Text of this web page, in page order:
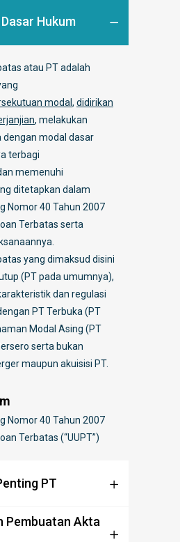
Hukum
atau PT adalah
modal, didirikan
, melakukan
dengan modal dasar
terbagi
memenuhi
ditetapkan dalam
Nomor 40 Tahun 2007
Terbatas serta
yang dimaksud disini
(PT pada umumnya),
dan regulasi
PT Terbuka (PT
Modal Asing (PT
serta bukan
maupun akuisisi PT.
Nomor 40 Tahun 2007
Terbatas (“UUPT”)
PT
Pembuatan Akta